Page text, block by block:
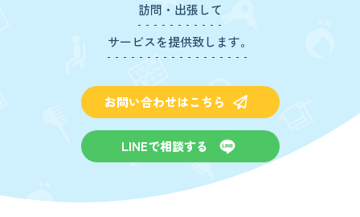
訪問・出張して
サービスを提供致します。
お問い合わせはこちら
LINEで相談する